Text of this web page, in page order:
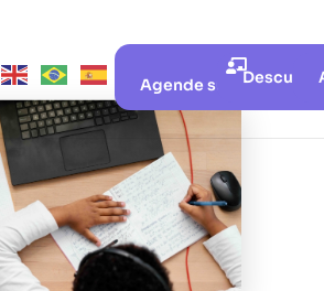
Agende sua aulaDescubra